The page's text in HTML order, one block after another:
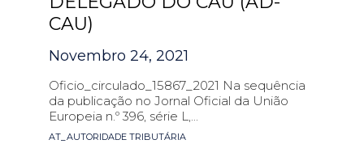
CAU)
Novembro 24, 2021
Oficio_circulado_15867_2021 Na sequência
da publicação no Jornal Oficial da União
Europeia n.º 396, série L,...
Tags
AT_AUTORIDADE TRIBUTÁRIA